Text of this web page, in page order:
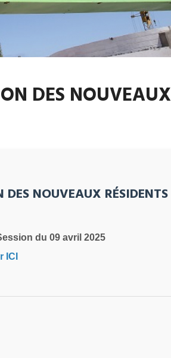
DES NOUVEAUX
NOUVEAUX RÉSIDENTS
du 09 avril 2025
ICI